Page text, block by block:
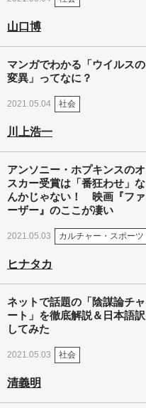
山口博
マンガでわかる「ウイルスの
変異」ってなに？
2021.05.04 社会
川上浩一
アンソニー・ホプキンスのオ
スカー受賞は「番狂わせ」な
んかじゃない！ 映画『ファ
ーザー』のここが凄い
2021.05.03 カルチャー・スポーツ
ヒナタカ
ネットで話題の「陰謀論チャ
ート」を徹底解説＆日本語訳
してみた
2021.05.03 社会
清義明